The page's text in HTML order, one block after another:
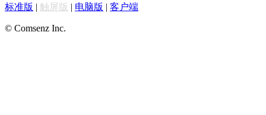
标准版 | 触屏版 | 电脑版 | 客户端
© Comsenz Inc.